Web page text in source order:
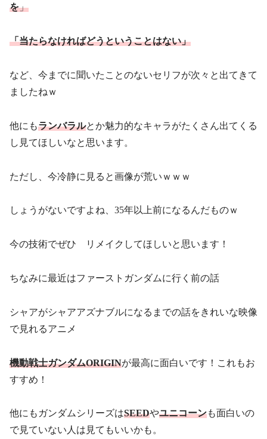
を」
「当たらなければどうということはない」
など、今までに聞いたことのないセリフが次々と出てきて
ましたねｗ
他にもランバラルとか魅力的なキャラがたくさん出てくる
し見てほしいなと思います。
ただし、今冷静に見ると画像が荒いｗｗｗ
しょうがないですよね、35年以上前になるんだものｗ
今の技術でぜひ リメイクしてほしいと思います！
ちなみに最近はファーストガンダムに行く前の話
シャアがシャアアズナブルになるまでの話をきれいな映像
で見れるアニメ
機動戦士ガンダムORIGINが最高に面白いです！これもお
すすめ！
他にもガンダムシリーズはSEEDやユニコーンも面白いの
で見ていない人は見てもいいかも。